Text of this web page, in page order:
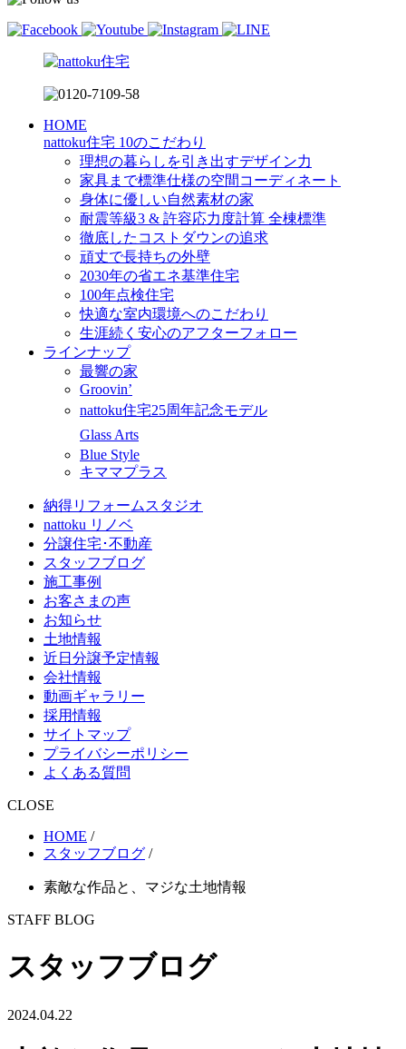
HOME
nattoku住宅 10のこだわり
理想の暮らしを引き出すデザイン力
家具まで標準仕様の空間コーディネート
身体に優しい自然素材の家
耐震等級3 & 許容応力度計算 全棟標準
徹底したコストダウンの追求
頑丈で長持ちの外壁
2030年の省エネ基準住宅
100年点検住宅
快適な室内環境へのこだわり
生涯続く安心のアフターフォロー
ラインナップ
最響の家
Groovin’
nattoku住宅25周年記念モデル
Glass Arts
Blue Style
キママプラス
納得リフォームスタジオ
nattoku リノベ
分譲住宅･不動産
スタッフブログ
施工事例
お客さまの声
お知らせ
土地情報
近日分譲予定情報
会社情報
動画ギャラリー
採用情報
サイトマップ
プライバシーポリシー
よくある質問
CLOSE
HOME /
スタッフブログ /
素敵な作品と、マジな土地情報
STAFF BLOG
スタッフブログ
2024.04.22